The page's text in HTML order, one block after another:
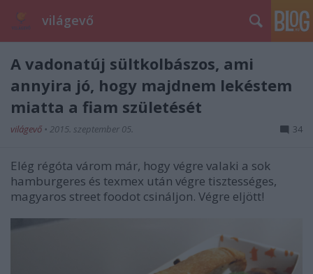
világevő
A vadonatúj sültkolbászos, ami
annyira jó, hogy majdnem lekéstem
miatta a fiam születését
világevő • 2015. szeptember 05. 34
Elég régóta várom már, hogy végre valaki a sok
hamburgeres és texmex után végre tisztességes,
magyaros street foodot csináljon. Végre eljött!